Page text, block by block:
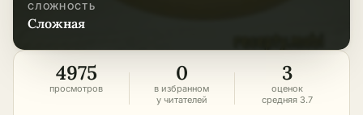
СЛОЖНОСТЬ
сложная
4975
просмотров
0
в избранном
у читателей
3
оценок
средняя 3.7